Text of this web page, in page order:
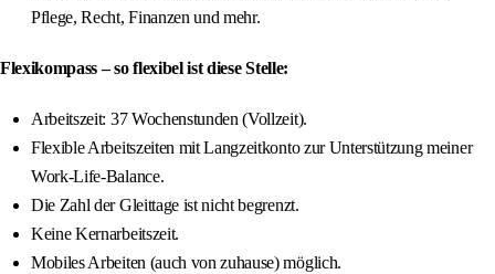
Pflege, Recht, Finanzen und mehr.
Flexikompass – so flexibel ist diese Stelle:
Arbeitszeit: 37 Wochenstunden (Vollzeit).
Flexible Arbeitszeiten mit Langzeitkonto zur Unterstützung meiner
Work-Life-Balance.
Die Zahl der Gleittage ist nicht begrenzt.
Keine Kernarbeitszeit.
Mobiles Arbeiten (auch von zuhause) möglich.